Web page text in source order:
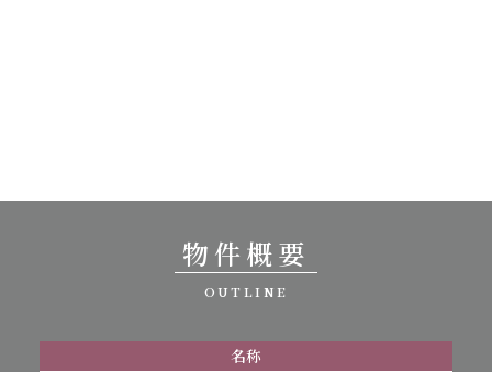
物件概要
OUTLINE
名称